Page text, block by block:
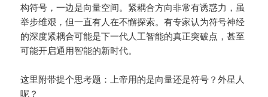
构符号，一边是向量空间。紧耦合方向非常有诱惑力，虽
举步维艰，但一直有人在不懈探索。有专家认为符号神经
的深度紧耦合可能是下一代人工智能的真正突破点，甚至
可能开启通用智能的新时代。
这里附带提个思考题：上帝用的是向量还是符号？外星人
呢？